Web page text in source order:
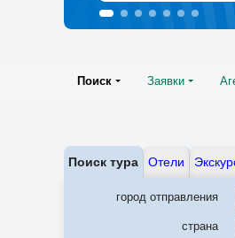
Поиск Заявки
Поиск тура Отели
город отправления
страна